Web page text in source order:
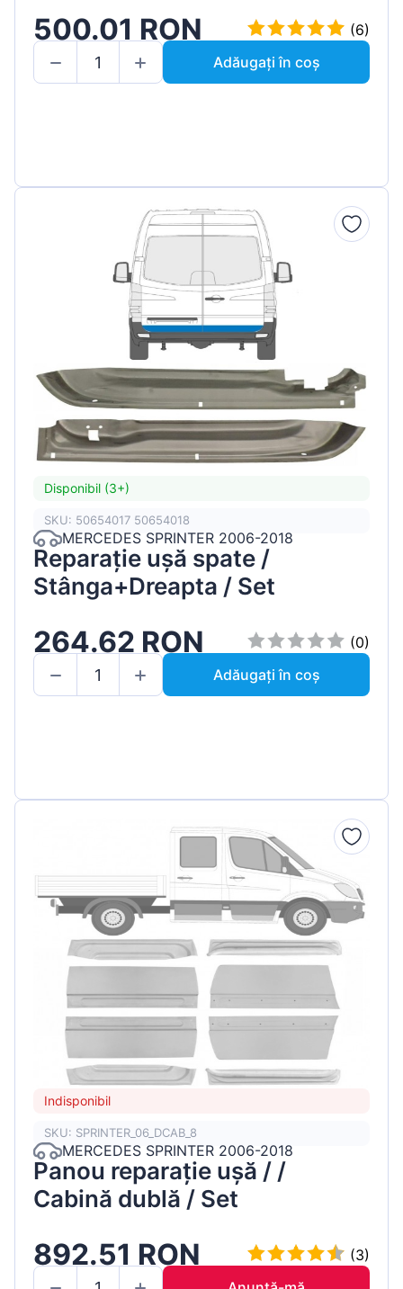
500.01 RON
(6)
Adăugați în coș
Disponibil (3+)
SKU: 50654017 50654018
MERCEDES SPRINTER 2006-2018
Reparație ușă spate /
Stânga+Dreapta / Set
264.62 RON
(0)
Adăugați în coș
Indisponibil
SKU: SPRINTER_06_DCAB_8
MERCEDES SPRINTER 2006-2018
Panou reparație ușă / /
Cabină dublă / Set
892.51 RON
(3)